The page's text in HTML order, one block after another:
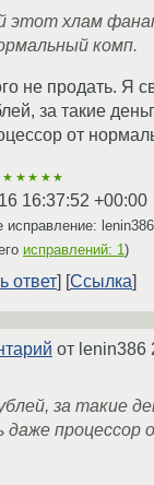
этот хлам
комп.
не продать. Я
за такие
от
★★★★★
16:37:52 +00:00
исправление: lenin386
исправлений: 1)
ответ Ссылка
от lenin386
за такие
даже процессор